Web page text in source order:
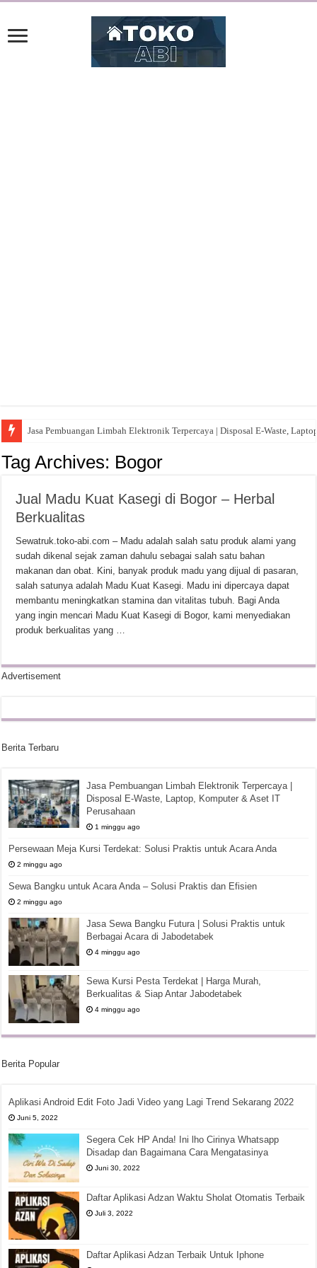
Jasa Pembuangan Limbah Elektronik Terpercaya | Disposal E-Waste,
Tag Archives: Bogor
Jual Madu Kuat Kasegi di Bogor – Herbal
Berkualitas
Sewatruk.toko-abi.com – Madu adalah salah satu produk alami yang
sudah dikenal sejak zaman dahulu sebagai salah satu bahan
makanan dan obat. Kini, banyak produk madu yang dijual di pasaran,
salah satunya adalah Madu Kuat Kasegi. Madu ini dipercaya dapat
membantu meningkatkan stamina dan vitalitas tubuh. Bagi Anda
yang ingin mencari Madu Kuat Kasegi di Bogor, kami menyediakan
produk berkualitas yang …
Advertisement
Berita Terbaru
Jasa Pembuangan Limbah Elektronik Terpercaya |
Disposal E-Waste, Laptop, Komputer & Aset IT
Perusahaan
1 minggu ago
Persewaan Meja Kursi Terdekat: Solusi Praktis untuk Acara Anda
2 minggu ago
Sewa Bangku untuk Acara Anda – Solusi Praktis dan Efisien
2 minggu ago
Jasa Sewa Bangku Futura | Solusi Praktis untuk
Berbagai Acara di Jabodetabek
4 minggu ago
Sewa Kursi Pesta Terdekat | Harga Murah,
Berkualitas & Siap Antar Jabodetabek
4 minggu ago
Berita Popular
Aplikasi Android Edit Foto Jadi Video yang Lagi Trend Sekarang 2022
Juni 5, 2022
Segera Cek HP Anda! Ini lho Cirinya Whatsapp
Disadap dan Bagaimana Cara Mengatasinya
Juni 30, 2022
Daftar Aplikasi Adzan Waktu Sholat Otomatis Terbaik
Juli 3, 2022
Daftar Aplikasi Adzan Terbaik Untuk Iphone